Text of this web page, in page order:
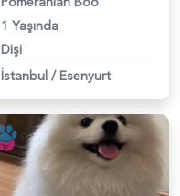
1 Yaşında
Dişi
İstanbul / Esenyurt